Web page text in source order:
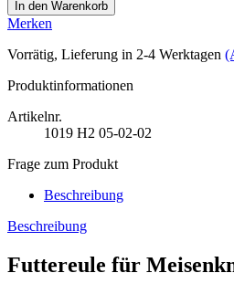
Merken
Vorrätig, Lieferung in 2-4 Werktagen
Produktinformationen
Artikelnr.
1019 H2 05-02-02
Frage zum Produkt
Beschreibung
Beschreibung
Futtereule für